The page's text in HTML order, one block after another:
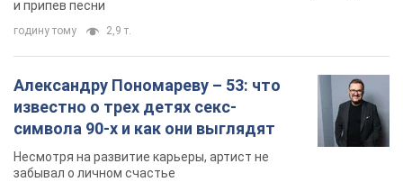
и припев песни
годину тому 2,9 т.
Александру Пономареву – 53: что
известно о трех детях секс-
символа 90-х и как они выглядят
Несмотря на развитие карьеры, артист не
забывал о личном счастье